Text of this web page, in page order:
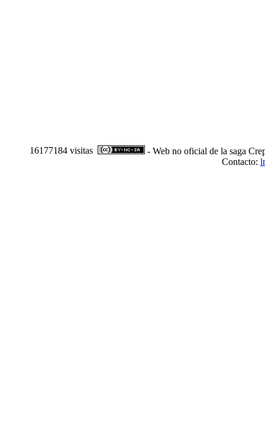
16177184 visitas
- Web no oficial de la saga
Contacto: